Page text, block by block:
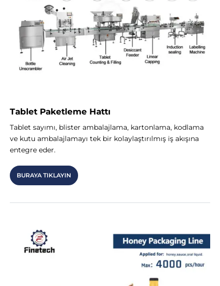
Tablet Paketleme Hattı
Tablet sayımı, blister ambalajlama, kartonlama, kodlama
ve kutu ambalajlamayı tek bir kolaylaştırılmış iş akışına
entegre eder.
BURAYA TIKLAYIN